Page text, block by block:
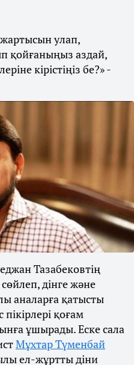
улап,
қойғаныңыз аздай,
кірістіңіз бе?» -
Тазабековтің
дінге және
аналарға қатысты
қоғам
ұшырады. Еске сала
Мұхтар Түменбай
ел-жұртты діни